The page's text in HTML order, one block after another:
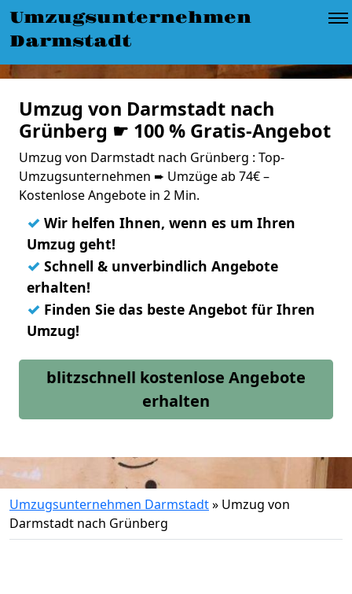
Umzugsunternehmen
Darmstadt
Umzug von Darmstadt nach
Grünberg ☛ 100 % Gratis-Angebot
Umzug von Darmstadt nach Grünberg : Top-
Umzugsunternehmen ➨ Umzüge ab 74€ –
Kostenlose Angebote in 2 Min.
✓ Wir helfen Ihnen, wenn es um Ihren
Umzug geht!
✓ Schnell & unverbindlich Angebote
erhalten!
✓ Finden Sie das beste Angebot für Ihren
Umzug!
blitzschnell kostenlose Angebote
erhalten
Umzugsunternehmen Darmstadt» Umzug von
Darmstadt nach Grünberg